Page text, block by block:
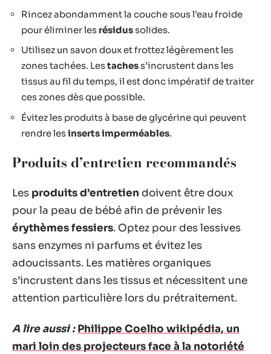
Rincez abondamment la couche sous l’eau froide
pour éliminer les résidussolides.
Utilisez un savon doux et frottez légèrement les
zones tachées. Lestachess’incrustent dans les
tissus au fil du temps, il est donc impératif de traiter
ces zones dès que possible.
Évitez les produits à base de glycérine qui peuvent
rendre lesinserts imperméables.
Produits d’entretien recommandés
Les produits d’entretien doivent être doux
pour la peau de bébé afin de prévenir les
érythèmes fessiers. Optez pour des lessives
sans enzymes ni parfums et évitez les
adoucissants. Les matières organiques
s’incrustent dans les tissus et nécessitent une
attention particulière lors du prétraitement.
A lire aussi : Philippe Coelho wikipédia, un
mari loin des projecteurs face à la notoriété